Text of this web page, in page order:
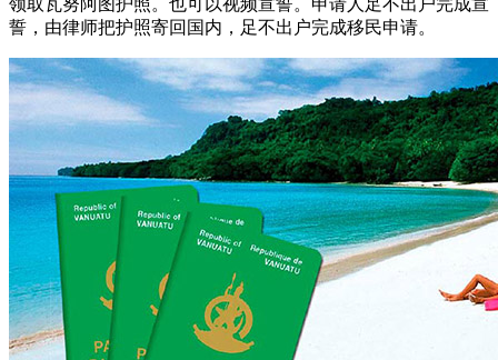
誓，由律师把护照寄回国内，足不出户完成移民申请。